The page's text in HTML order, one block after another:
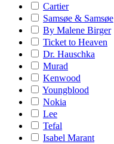
Cartier
Samsøe & Samsøe
By Malene Birger
Ticket to Heaven
Dr. Hauschka
Murad
Kenwood
Youngblood
Nokia
Lee
Tefal
Isabel Marant